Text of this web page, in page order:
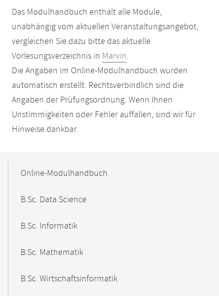
Das Modulhandbuch enthält alle Module,
unabhängig vom aktuellen Veranstaltungsangebot,
vergleichen Sie dazu bitte das aktuelle
Vorlesungsverzeichnis in Marvin.
Die Angaben im Online-Modulhandbuch wurden
automatisch erstellt. Rechtsverbindlich sind die
Angaben der Prüfungsordnung. Wenn Ihnen
Unstimmigkeiten oder Fehler auffallen, sind wir für
Hinweise dankbar.
NavigationOnline-Modulhandbuch
B.Sc. Data Science
B.Sc. Informatik
B.Sc. Mathematik
B.Sc. Wirtschaftsinformatik